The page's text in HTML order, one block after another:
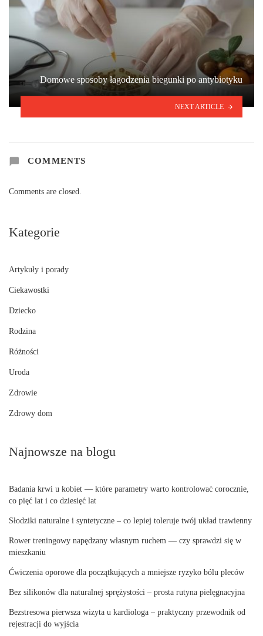
Domowe sposoby łagodzenia biegunki po antybiotyku
NEXT ARTICLE
COMMENTS
Comments are closed.
Kategorie
Artykuły i porady
Ciekawostki
Dziecko
Rodzina
Różności
Uroda
Zdrowie
Zdrowy dom
Najnowsze na blogu
Badania krwi u kobiet — które parametry warto kontrolować corocznie,
co pięć lat i co dziesięć lat
Słodziki naturalne i syntetyczne – co lepiej toleruje twój układ trawienny
Rower treningowy napędzany własnym ruchem — czy sprawdzi się w
mieszkaniu
Ćwiczenia oporowe dla początkujących a mniejsze ryzyko bólu pleców
Bez silikonów dla naturalnej sprężystości – prosta rutyna pielęgnacyjna
Bezstresowa pierwsza wizyta u kardiologa – praktyczny przewodnik od
rejestracji do wyjścia